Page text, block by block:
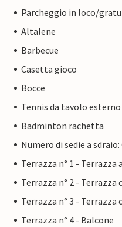
Parcheggio in loco/
Altalene
Barbecue
Casetta gioco
Bocce
Tennis da tavolo esterno
Badminton rachetta
Numero di sedie a sdraio:
Terrazza n° 1 - Terrazza
Terrazza n° 2 - Terrazza
Terrazza n° 3 - Terrazza
Terrazza n° 4 - Balcone